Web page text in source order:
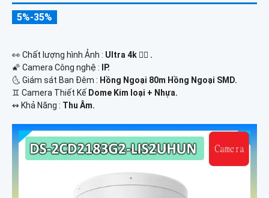
5%-35%
️👀 Chất lượng hình Ảnh : Ultra 4k 👍🏾 .
🌠 Camera Công nghệ :
IP.
🌜 Giám sát Ban Đêm : Hồng Ngoại 80m Hồng Ngoại SMD.
♊ Camera Thiết Kế Dome Kim loại + Nhựa.
️↭ Khả Năng : Thu Âm.